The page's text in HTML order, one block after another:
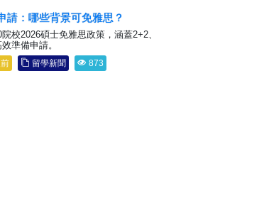
請：哪些背景可免雅思？
校2026碩士免雅思政策，涵蓋2+2、
準備申請。
留學新聞 873